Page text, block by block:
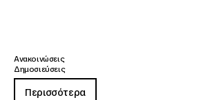
Ανακοινώσεις
Δημοσιεύσεις
Περισσότερα